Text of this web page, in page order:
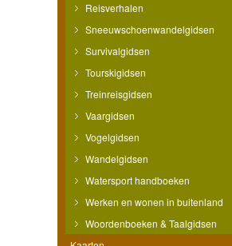
Reisverhalen
Sneeuwschoenwandelgidsen
Survivalgidsen
Tourskigidsen
Treinreisgidsen
Vaargidsen
Vogelgidsen
Wandelgidsen
Watersport handboeken
Werken en wonen in buitenland
Woordenboeken & Taalgidsen